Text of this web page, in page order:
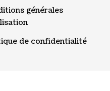
générales
de confidentialité